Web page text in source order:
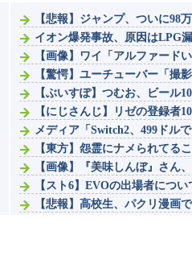
【悲報】ジャンプ、ついに98
イオン爆発事故、原因はLPG
【画像】ワイ「アルファード
【驚愕】ユーチューバー「撮
【ぶいすぽ】つむお、ビール
【にじさんじ】リゼの登録者
メディア「Switch2、499ドル
【東方】怨霊にナメられてる
【画像】『美味しんぼ』さん
【スト6】EVOの出場者につい
【悲報】高校生、パクリ漫画